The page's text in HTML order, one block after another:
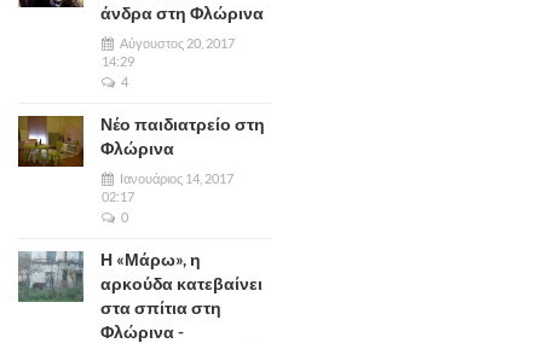
άνδρα στη Φλώρινα
Αύγουστος 20, 2017
14:29
4
Νέο παιδιατρείο στη
Φλώρινα
Ιανουάριος 14, 2017
02:17
0
Η «Μάρω», η
αρκούδα κατεβαίνει
στα σπίτια στη
Φλώρινα -